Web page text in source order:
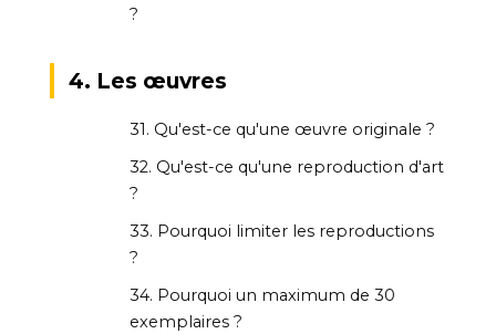
?
4. Les œuvres
31. Qu'est-ce qu'une œuvre originale ?
32. Qu'est-ce qu'une reproduction d'art
?
33. Pourquoi limiter les reproductions
?
34. Pourquoi un maximum de 30
exemplaires ?